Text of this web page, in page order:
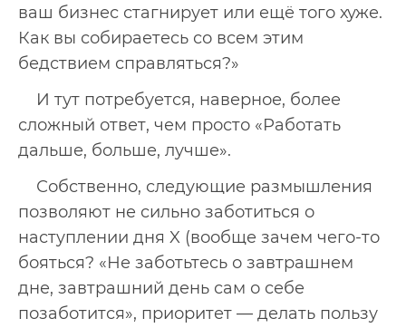
ваш бизнес стагнирует или ещё того хуже.
Как вы собираетесь со всем этим
бедствием справляться?»
И тут потребуется, наверное, более
сложный ответ, чем просто «Работать
дальше, больше, лучше».
Собственно, следующие размышления
позволяют не сильно заботиться о
наступлении дня X (вообще зачем чего-то
бояться? «Не заботьтесь о завтрашнем
дне, завтрашний день сам о себе
позаботится», приоритет — делать пользу